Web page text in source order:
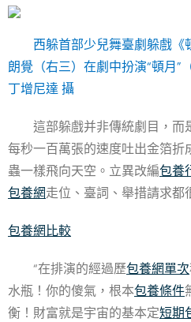
西躲首部少兒舞臺劇躲戲
朗覺（右三）在劇中扮演“頓月”
丁增尼達 攝
這部躲戲并非傳統劇目，而
每秒一百萬張的速度吐出金箔折
蟲一樣飛向天空。立異改編包養
包養網走位、臺詞、舉措請求都
包養網比較
“在排演的經過歷包養網單次
水瓶！你的傻氣，根本包養條件
衡！財富就是宇宙的基本定短期